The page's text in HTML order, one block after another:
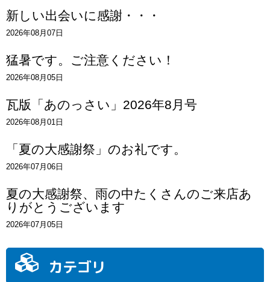
新しい出会いに感謝・・・
2026年08月07日
猛暑です。ご注意ください！
2026年08月05日
瓦版「あのっさい」2026年8月号
2026年08月01日
「夏の大感謝祭」のお礼です。
2026年07月06日
夏の大感謝祭、雨の中たくさんのご来店あ
りがとうございます
2026年07月05日
カテゴリ